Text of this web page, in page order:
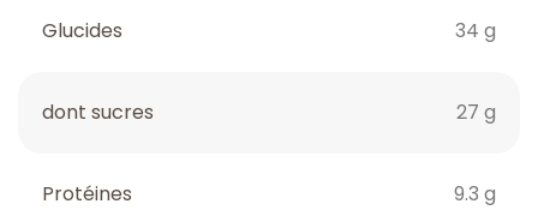
Glucides 34 g
dont sucres 27 g
Protéines 9.3 g